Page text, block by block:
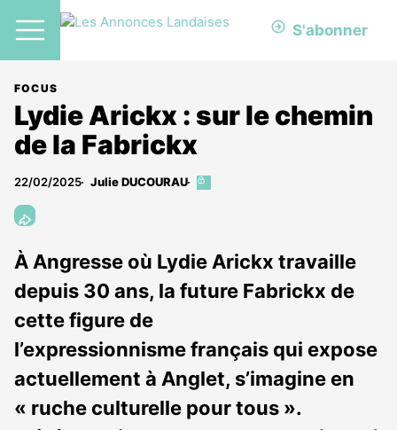
S'abonner
FOCUS
Lydie Arickx : sur le chemin
de la Fabrickx
22/02/2025 Julie DUCOURAU
Cet
abonnés
À Angresse où Lydie Arickx travaille
depuis 30 ans, la future Fabrickx de
cette figure de
l’expressionnisme français qui expose
actuellement à Anglet, s’imagine en
« ruche culturelle pour tous ».